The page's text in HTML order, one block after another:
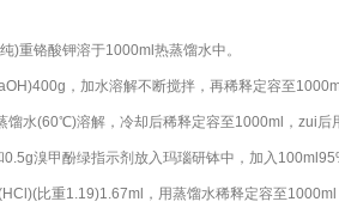
)重铬酸钾溶于1000ml热蒸馏水中。
，加水溶解不断搅拌，再稀释定容至
水(60℃)溶解，冷却后稀释定容至1000ml，zui后
溴甲酚绿指示剂放入玛瑙研钵中，加入
比重1.19)1.67ml，用蒸馏水稀释定容至1000ml